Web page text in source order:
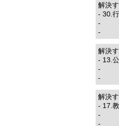
解決
- 30.
-
-
解決
- 13.
-
-
解決
- 17.
-
-